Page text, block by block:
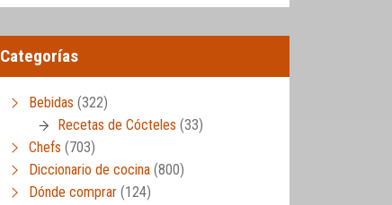
Categorías
Bebidas (322)
Recetas de Cócteles (33)
Chefs (703)
Diccionario de cocina (800)
Dónde comprar (124)